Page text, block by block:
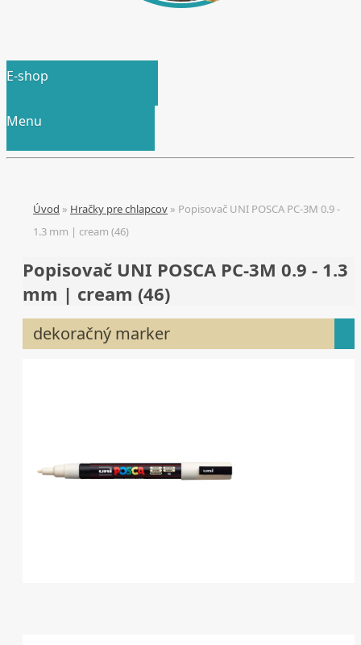
E-shop
Menu
Úvod » Hračky pre chlapcov » Popisovač UNI POSCA PC-3M 0.9 -
1.3 mm | cream (46)
Popisovač UNI POSCA PC-3M 0.9 - 1.3
mm | cream (46)
dekoračný marker